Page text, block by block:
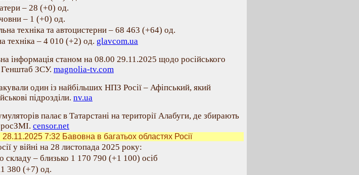
– 28 (+0) од.
– 1 (+0) од.
техніка та автоцистерни – 68 463 (+64) од.
техніка – 4 010 (+2) од. glavcom.ua
інформація станом на 08.00 29.11.2025 щодо російського
Генштаб ЗСУ. magnolia-tv.com
один із найбільших НПЗ Росії – Афіпський, який
підрозділи. nv.ua
палає в Татарстані на території Алабуги, де збирають
censor.net
28.11.2025 7:32 Бавовна в багатьох областях Росії
у війні на 28 листопада 2025 року:
складу – близько 1 170 790 (+1 100) осіб
380 (+7) од.